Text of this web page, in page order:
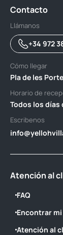
Contacto
Llámanos
+34 972
Cómo llegar
Pla de les
Horario de
Todos los días
Escribenos
Atención al
FAQ
Encontrar
Atención al